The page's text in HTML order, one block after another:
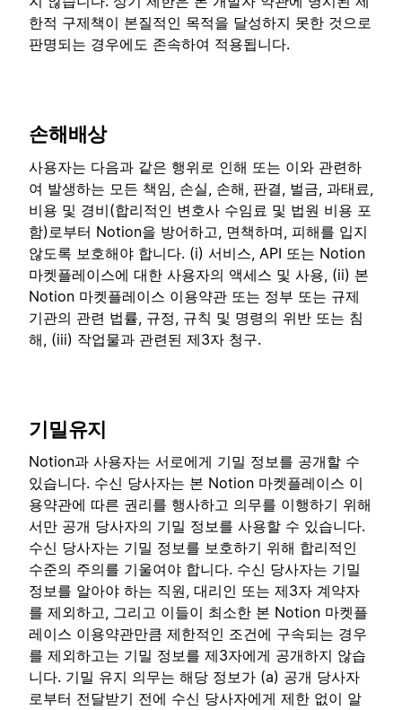
한적 구제책이 본질적인 목적을 달성하지 못한 것으로
판명되는 경우에도 존속하여 적용됩니다.
손해배상
사용자는 다음과 같은 행위로 인해 또는 이와 관련하
여 발생하는 모든 책임, 손실, 손해, 판결, 벌금, 과태료,
비용 및 경비(합리적인 변호사 수임료 및 법원 비용 포
함)로부터 Notion을 방어하고, 면책하며, 피해를 입지
않도록 보호해야 합니다. (i) 서비스, API 또는 Notion
마켓플레이스에 대한 사용자의 액세스 및 사용, (ii) 본
Notion 마켓플레이스 이용약관 또는 정부 또는 규제
기관의 관련 법률, 규정, 규칙 및 명령의 위반 또는 침
해, (iii) 작업물과 관련된 제3자 청구.
기밀유지
Notion과 사용자는 서로에게 기밀 정보를 공개할 수
있습니다. 수신 당사자는 본 Notion 마켓플레이스 이
용약관에 따른 권리를 행사하고 의무를 이행하기 위해
서만 공개 당사자의 기밀 정보를 사용할 수 있습니다.
수신 당사자는 기밀 정보를 보호하기 위해 합리적인
수준의 주의를 기울여야 합니다. 수신 당사자는 기밀
정보를 알아야 하는 직원, 대리인 또는 제3자 계약자
를 제외하고, 그리고 이들이 최소한 본 Notion 마켓플
레이스 이용약관만큼 제한적인 조건에 구속되는 경우
를 제외하고는 기밀 정보를 제3자에게 공개하지 않습
니다. 기밀 유지 의무는 해당 정보가 (a) 공개 당사자
로부터 전달받기 전에 수신 당사자에게 제한 없이 알